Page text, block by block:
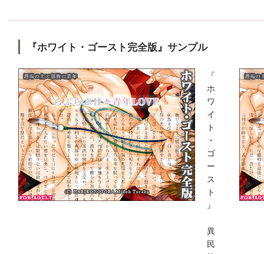
『ホワイト・ゴースト完全版』サンプル
『
ホ
ワ
イ
ト
・
ゴ
ー
ス
ト
』
異
民